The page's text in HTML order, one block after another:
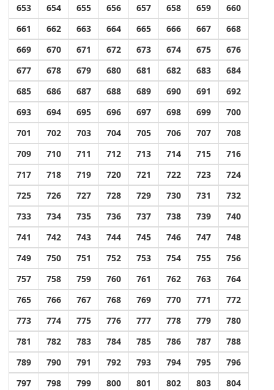
653
654 655 656 657 658 659
660
661
662 663 664 665 666 667
668
669
670 671 672 673 674 675
676
677
678 679 680 681 682 683
684
685
686 687 688 689 690 691
692
693
694 695 696 697 698 699
700
701
702 703 704 705 706 707
708
709
710 711 712 713 714 715
716
717
718 719 720 721 722 723
724
725
726 727 728 729 730 731
732
733
734 735 736 737 738 739
740
741
742 743 744 745 746 747
748
749
750 751 752 753 754 755
756
757
758 759 760 761 762 763
764
765
766 767 768 769 770 771
772
773
774 775 776 777 778 779
780
781
782 783 784 785 786 787
788
789
790 791 792 793 794 795
796
797
798 799 800 801 802 803
804